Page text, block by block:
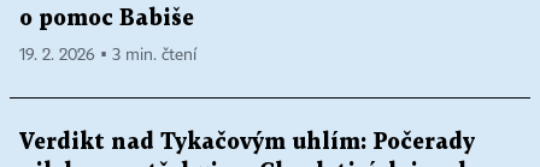
o pomoc Babiše
19. 2. 2026 ▪ 3 min. čtení
Verdikt nad Tykačovým uhlím: Počerady